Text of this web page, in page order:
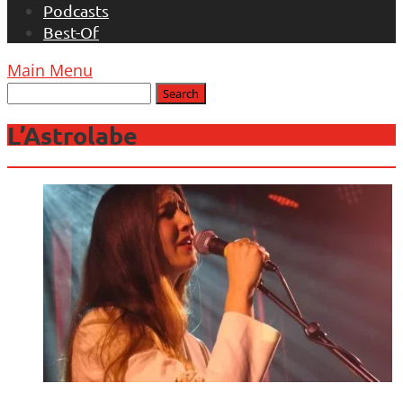
Podcasts
Best-Of
Main Menu
L’Astrolabe